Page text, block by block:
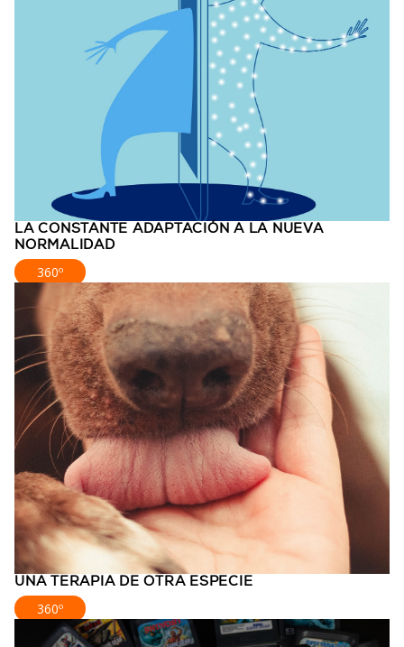
LA CONSTANTE ADAPTACIÓN A LA NUEVA
NORMALIDAD
360º
UNA TERAPIA DE OTRA ESPECIE
360º